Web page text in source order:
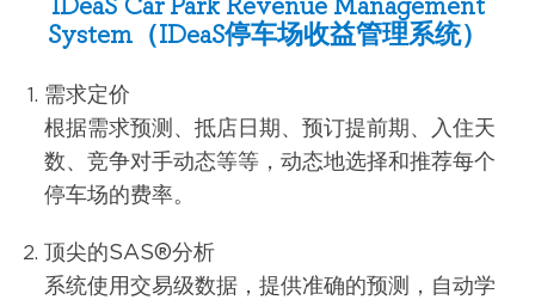
System（IDeaS停车场收益管理系统）
需求定价
根据需求预测、抵店日期、预订提前期、入住天
数、竞争对手动态等等，动态地选择和推荐每个
停车场的费率。
顶尖的SAS®分析
系统使用交易级数据，提供准确的预测，自动学